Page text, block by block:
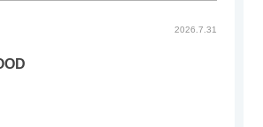
2026.7.31